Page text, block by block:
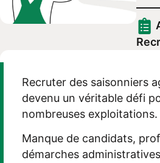
Recruter des saisonniers
devenu un véritable défi
nombreuses exploitations.
Manque de candidats,
démarches